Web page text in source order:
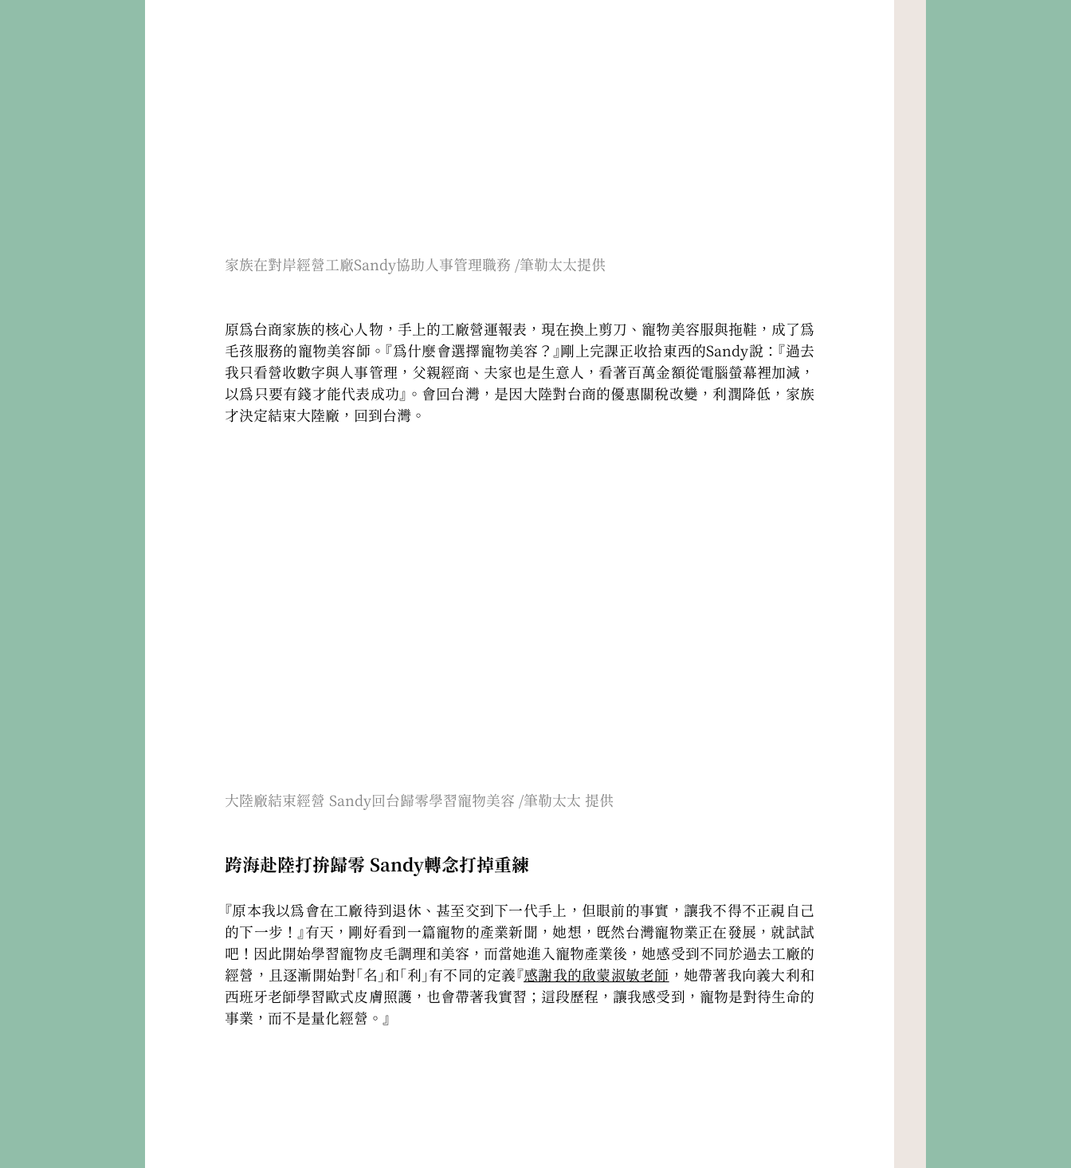
家族在對岸經營工廠Sandy協助人事管理職務 /筆勒太太提供
原為台商家族的核心人物，手上的工廠營運報表，現在換上剪刀、寵物美容服與拖鞋，成了為
毛孩服務的寵物美容師。『為什麼會選擇寵物美容？』剛上完課正收拾東西的Sandy說：『過去
我只看營收數字與人事管理，父親經商、夫家也是生意人，看著百萬金額從電腦螢幕裡加減，
以為只要有錢才能代表成功』。會回台灣，是因大陸對台商的優惠關稅改變，利潤降低，家族
才決定結束大陸廠，回到台灣。
大陸廠結束經營 Sandy回台歸零學習寵物美容 /筆勒太太 提供
跨海赴陸打拚歸零 Sandy轉念打掉重練
『原本我以為會在工廠待到退休、甚至交到下一代手上，但眼前的事實，讓我不得不正視自己
的下一步！』有天，剛好看到一篇寵物的產業新聞，她想，既然台灣寵物業正在發展，就試試
吧！因此開始學習寵物皮毛調理和美容，而當她進入寵物產業後，她感受到不同於過去工廠的
經營，且逐漸開始對「名」和「利」有不同的定義『感謝我的啟蒙淑敏老師 ，她帶著我向義大利和
西班牙老師學習歐式皮膚照護，也會帶著我實習；這段歷程，讓我感受到，寵物是對待生命的
事業，而不是量化經營。』